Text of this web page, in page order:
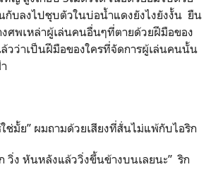
กับลงไปชุบตัวในบ่อน้ำแดงยังไงยังงั้น ยืน
ศพเหล่าผู้เล่นคนอื่นๆที่ตายด้วยฝีมือของ
วว่าเป็นฝีมือของใครที่จัดการผู้เล่นคนนั้น
ช่มั้ย” ผมถามด้วยเสียงที่สั่นไม่แพ้กับไอริก
วิ่ง หันหลังแล้ววิ่งขึ้นข้างบนเลยนะ” ริก